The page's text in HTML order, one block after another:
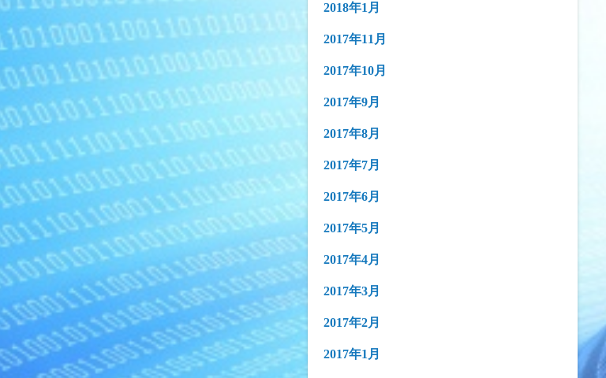
2018年1月
2017年11月
2017年10月
2017年9月
2017年8月
2017年7月
2017年6月
2017年5月
2017年4月
2017年3月
2017年2月
2017年1月